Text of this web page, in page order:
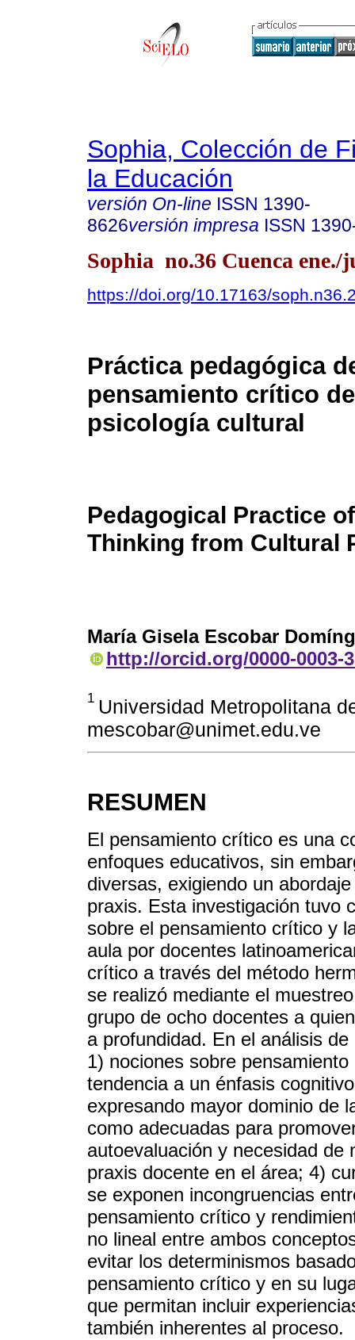
Sophia, Colección de
la Educación
versión On-line ISSN 1390-
8626versión impresa ISSN
Sophia no.36 Cuenca ene./
https://doi.org/10.17163/
Práctica pedagógica
pensamiento crítico
psicología cultural
Pedagogical Practice
Thinking from Cultural
María Gisela Escobar
http://orcid.org/0000-0003-
1 Universidad Metropolitana
mescobar@unimet.edu.ve
RESUMEN
El pensamiento crítico es una
enfoques educativos, sin
diversas, exigiendo un
praxis. Esta investigación tuvo
sobre el pensamiento crítico y
aula por docentes
crítico a través del método
se realizó mediante el
grupo de ocho docentes a
a profundidad. En el análisis
1) nociones sobre
tendencia a un énfasis
expresando mayor dominio de
como adecuadas para
autoevaluación y necesidad
praxis docente en el área; 4)
se exponen incongruencias
pensamiento crítico y
no lineal entre ambos
evitar los determinismos
pensamiento crítico y en su
que permitan incluir
también inherentes al proceso.